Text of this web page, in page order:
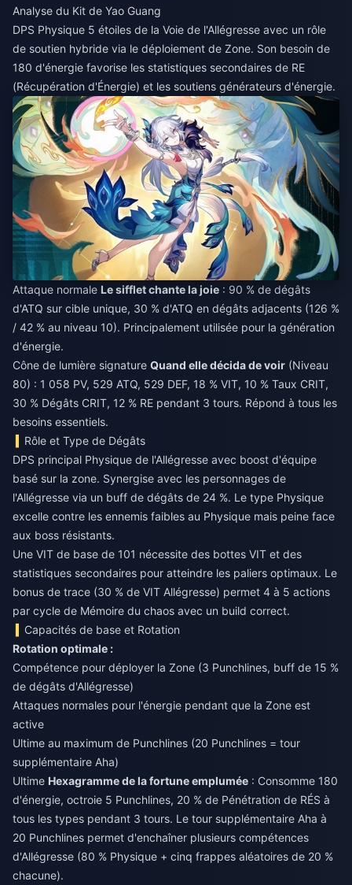
Analyse du Kit de Yao Guang
DPS Physique 5 étoiles de la Voie de l'Allégresse avec un rôle
de soutien hybride via le déploiement de Zone. Son besoin de
180 d'énergie favorise les statistiques secondaires de RE
(Récupération d'Énergie) et les soutiens générateurs d'énergie.
Attaque normale Le sifflet chante la joie : 90 % de dégâts
d'ATQ sur cible unique, 30 % d'ATQ en dégâts adjacents (126 %
/ 42 % au niveau 10). Principalement utilisée pour la génération
d'énergie.
Cône de lumière signature Quand elle décida de voir (Niveau
80) : 1 058 PV, 529 ATQ, 529 DEF, 18 % VIT, 10 % Taux CRIT,
30 % Dégâts CRIT, 12 % RE pendant 3 tours. Répond à tous les
besoins essentiels.
Rôle et Type de Dégâts
DPS principal Physique de l'Allégresse avec boost d'équipe
basé sur la zone. Synergise avec les personnages de
l'Allégresse via un buff de dégâts de 24 %. Le type Physique
excelle contre les ennemis faibles au Physique mais peine face
aux boss résistants.
Une VIT de base de 101 nécessite des bottes VIT et des
statistiques secondaires pour atteindre les paliers optimaux. Le
bonus de trace (30 % de VIT Allégresse) permet 4 à 5 actions
par cycle de Mémoire du chaos avec un build correct.
Capacités de base et Rotation
Rotation optimale :
Compétence pour déployer la Zone (3 Punchlines, buff de 15 %
de dégâts d'Allégresse)
Attaques normales pour l'énergie pendant que la Zone est
active
Ultime au maximum de Punchlines (20 Punchlines = tour
supplémentaire Aha)
Ultime Hexagramme de la fortune emplumée : Consomme 180
d'énergie, octroie 5 Punchlines, 20 % de Pénétration de RÉS à
tous les types pendant 3 tours. Le tour supplémentaire Aha à
20 Punchlines permet d'enchaîner plusieurs compétences
d'Allégresse (80 % Physique + cinq frappes aléatoires de 20 %
chacune).